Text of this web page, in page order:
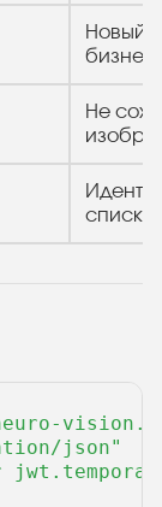
Новый
Не
списка
json"